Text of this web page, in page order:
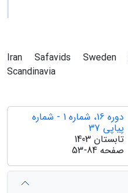
Iran Safavids Sweden
Scandinavia
دوره 16، شماره 1 - شماره
پیاپی 37
تابستان 1403
صفحه 53-84